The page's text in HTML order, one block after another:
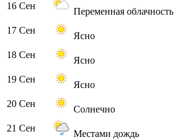
16 Сен
Переменная облачность
17 Сен
Ясно
18 Сен
Ясно
19 Сен
Ясно
20 Сен
Солнечно
21 Сен
Местами дождь